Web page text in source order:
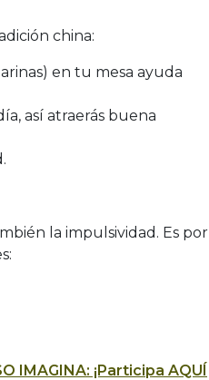
china:
en tu mesa ayuda
así atraerás buena
la impulsividad. Es por
IMAGINA: ¡Participa AQUÍ